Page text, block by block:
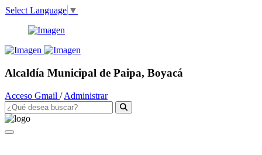
Select Language ▼
Alcaldía Municipal de Paipa, Boyacá
Acceso Gmail /Administrar